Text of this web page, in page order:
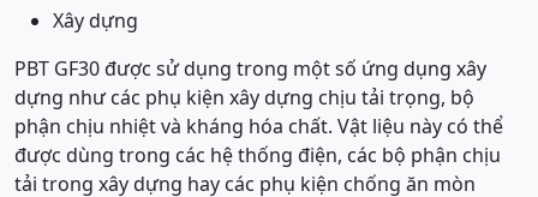
Xây dựng
PBT GF30 được sử dụng trong một số ứng dụng xây
dựng như các phụ kiện xây dựng chịu tải trọng, bộ
phận chịu nhiệt và kháng hóa chất. Vật liệu này có thể
được dùng trong các hệ thống điện, các bộ phận chịu
tải trong xây dựng hay các phụ kiện chống ăn mòn